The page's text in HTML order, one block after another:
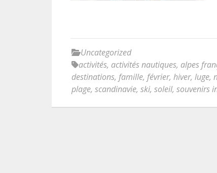
Uncategorized
activités, activités nautiques, alpes
destinations, famille, février, hiver, luge,
plage, scandinavie, ski, soleil, souvenirs